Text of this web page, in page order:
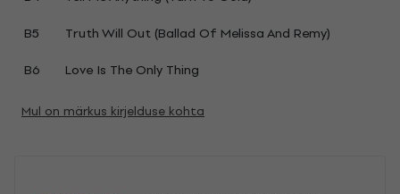
B5
Truth Will Out (Ballad Of Melissa And Remy)
B6
Love Is The Only Thing
Mul on märkus kirjelduse kohta